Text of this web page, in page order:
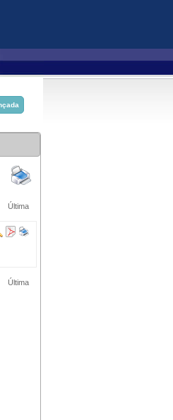
Última
Última